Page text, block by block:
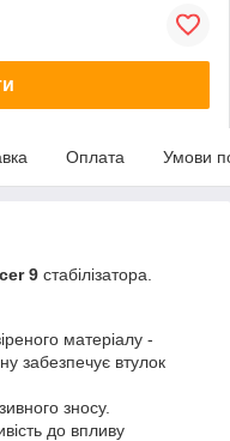
Оплата Умови
9 стабілізатора.
матеріалу -
забезпечує втулок
зносу.
до впливу